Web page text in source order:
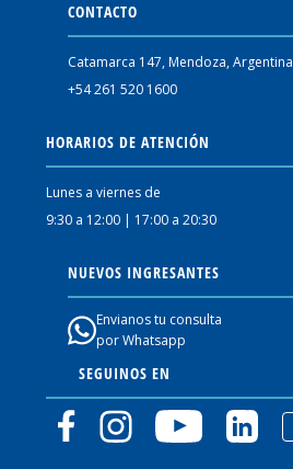
CONTACTO
Catamarca 147, Mendoza, Argentina
+54 261 520 1600
HORARIOS DE ATENCIÓN
Lunes a viernes de
9:30 a 12:00 | 17:00 a 20:30
NUEVOS INGRESANTES
Envianos tu consulta
por Whatsapp
SEGUINOS EN